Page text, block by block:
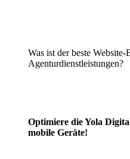
Was ist der beste
Agenturdienstleistungen?
Optimiere die Yola
mobile Geräte!